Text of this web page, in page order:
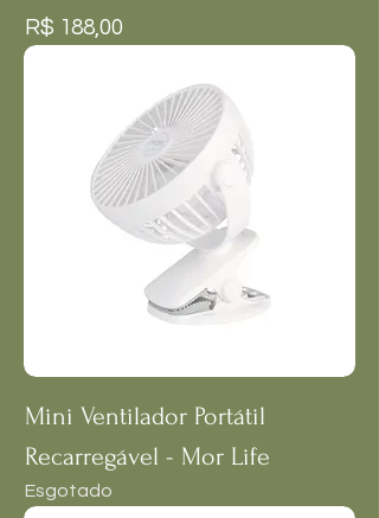
Preço
R$ 188,00
Mini Ventilador Portátil
Recarregável - Mor Life
Esgotado